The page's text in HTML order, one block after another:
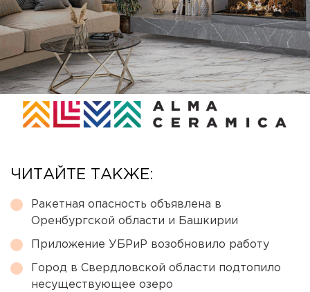
ЧИТАЙТЕ ТАКЖЕ:
Ракетная опасность объявлена в
Оренбургской области и Башкирии
Приложение УБРиР возобновило работу
Город в Свердловской области подтопило
несуществующее озеро